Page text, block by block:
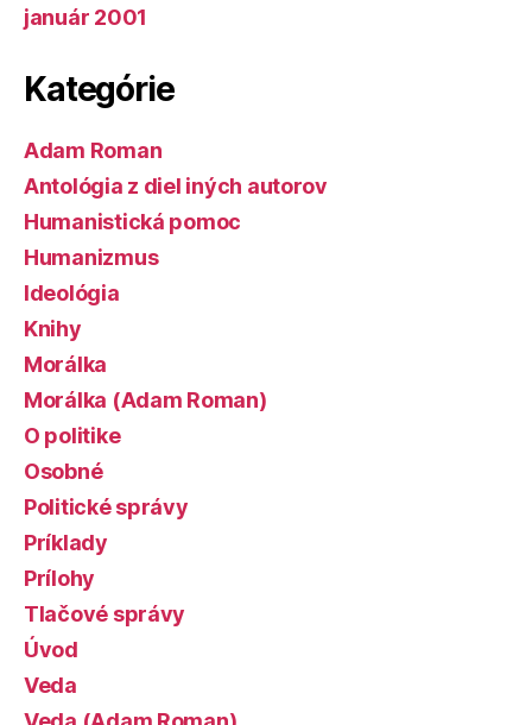
január 2001
Kategórie
Adam Roman
Antológia z diel iných autorov
Humanistická pomoc
Humanizmus
Ideológia
Knihy
Morálka
Morálka (Adam Roman)
O politike
Osobné
Politické správy
Príklady
Prílohy
Tlačové správy
Úvod
Veda